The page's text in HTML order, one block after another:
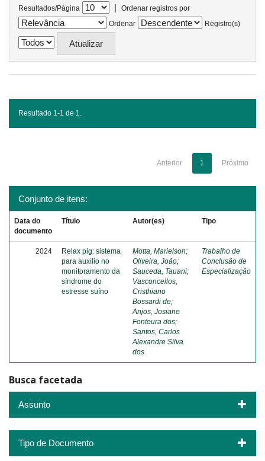
Resultados/Página |
Ordenar registros por
Ordenar
Registro(s)
Resultado 1-1 de 1.
Anterior 1 Próximo
Conjunto de itens:
Data do
documento
Título Autor(es) Tipo
2024
Relax pig: sistema
para auxílio no
monitoramento da
síndrome do
estresse suíno
Motta, Marielson;
Oliveira, João;
Sauceda, Tauani;
Vasconcellos,
Cristhiano
Bossardi de;
Anjos, Josiane
Fontoura dos;
Santos, Carlos
Alexandre Silva
dos
Trabalho de
Conclusão de
Especialização
Busca facetada
Assunto
Tipo de Documento